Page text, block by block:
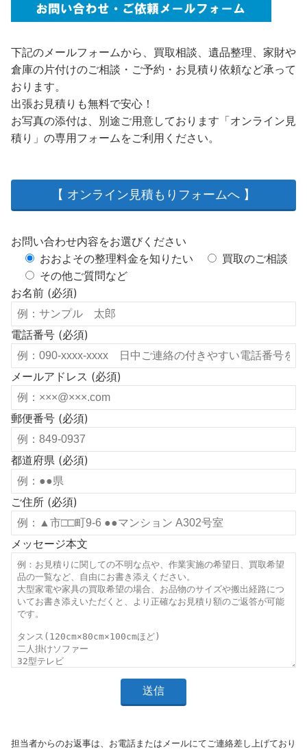
下記のメールフォームから、買取相談、遺品整理、家財や
倉庫の片付けのご相談・ご予約・お見積り依頼など承って
おります。
出張お見積りも無料で安心！
お写真の添付は、別途ご用意しております「オンライン見
積り」の専用フォームをご利用ください。
【 オンライン見積もりフォームへ 】
お問い合わせ内容をお選びください
おおよその整理料金を知りたい
買取のご相談
その他ご質問など
お名前 (必須)
電話番号 (必須)
メールアドレス (必須)
郵便番号 (必須)
都道府県 (必須)
ご住所 (必須)
メッセージ本文
担当者からのお返事は、お電話またはメールにてご連絡差し上げており